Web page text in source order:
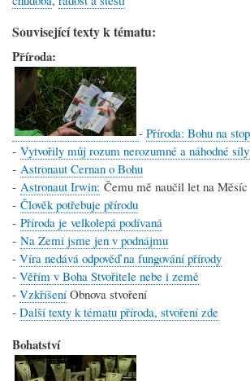
Související texty k tématu:
Příroda:
- Příroda: Bohu na
- Vytvořily můj rozum nerozumné a náhodné
- Astronaut Cernan o Bohu
- Astronaut Irwin: Čemu mě naučil let na Měsíc
- Člověk potřebuje přírodu
- Příroda je velkolepá podívaná
- Na Zemi jsme jen v podnájmu
- Víra nedává odpověď na fungování přírody
- Věřím v Boha Stvořitele nebe i země
- VzkříšeníObnova stvoření
- Další texty k tématu příroda, stvoření zde
Bohatství